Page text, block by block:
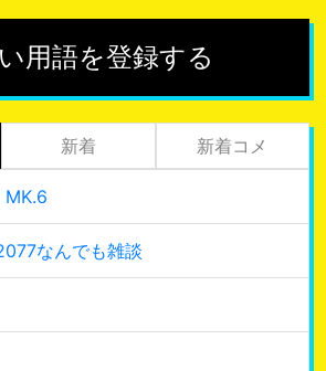
用語を登録する
新着 新着コメ
MK.6
なんでも雑談